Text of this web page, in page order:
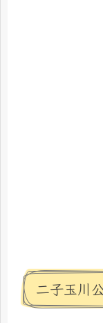
二子玉川